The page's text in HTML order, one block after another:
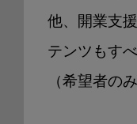
他、開業支
テンツもす
（希望者のみ